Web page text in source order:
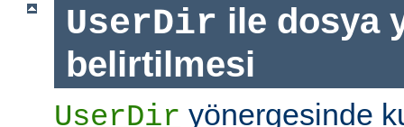
UserDir ile dosya
belirtilmesi
UserDir yönergesinde